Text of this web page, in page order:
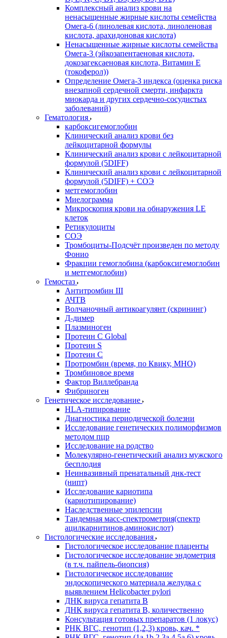
Комплексный анализ крови на
ненасыщенные жирные кислоты семейства
Омега-6 (линолевая кислота, линоленовая
кислота, арахидоновая кислота)
Ненасыщенные жирные кислоты семейства
Омега-3 (эйкозапентаеновая кислота,
докозагексаеновая кислота, Витамин E
(токоферол))
Определение Омега-3 индекса (оценка риска
внезапной сердечной смерти, инфаркта
миокарда и других сердечно-сосудистых
заболеваний)
Гематология
карбоксигемоглобин
Клинический анализ крови без
лейкоцитарной формулы
Клинический анализ крови с лейкоцитарной
формулой (5DIFF)
Клинический анализ крови с лейкоцитарной
формулой (5DIFF) + СОЭ
метгемоглобин
Миелограмма
Микроскопия крови на обнаружения LE
клеток
Ретикулоциты
СОЭ
Тромбоциты-Подсчёт произведен по методу
Фонио
Фракции гемоглобина (карбоксигемоглобин
и метгемоглобин)
Гемостаз
Антитромбин III
АЧТВ
Волчаночный антикоагулянт (скрининг)
Д-димер
Плазминоген
Протеин C Global
Протеин S
Протеин С
Протромбин (время, по Квику, МНО)
Тромбиновое время
Фактор Виллебранда
Фибриноген
Генетическое исследование
HLA-типирование
Диагностика периодической болезни
Исследование генетических полиморфизмов
методом пцр
Исследование на родство
Молекулярно-генетический анализ мужского
бесплодия
Неинвазивный пренатальный днк-тест
(нипт)
Исследование кариотипа
(кариотипирование)
Наследственные эпилепсии
Тандемная масс-спектрометрия(спектр
ацилкарнитинов,аминокислот)
Гистологические исследования
Гистологическое исследование плаценты
Гистологическое исследование эндометрия
(в т.ч. пайпель-биопсия)
Гистологическое исследование
эндоскопического материала желудка с
выявлением Helicobacter pylori
ДНК вируса гепатита B
ДНК вируса гепатита B, количественно
Консультация готовых препаратов (1 локус)
РНК ВГC, генотип (1,2,3) кровь, кач. *